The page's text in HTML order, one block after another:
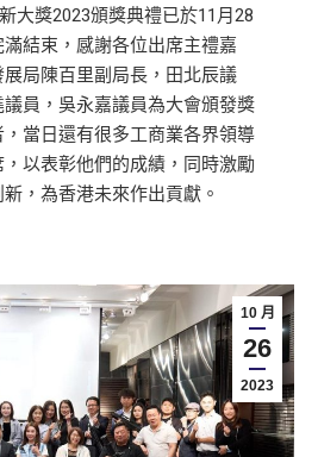
大獎2023頒獎典禮已於11月28
結束，感謝各位出席主禮嘉
局陳百里副局長，田北辰議
員，吳永嘉議員為大會頒發獎
當日還有很多工商業各界領導
以表彰他們的成績，同時激勵
，為香港未來作出貢獻。
10 月
26
2023